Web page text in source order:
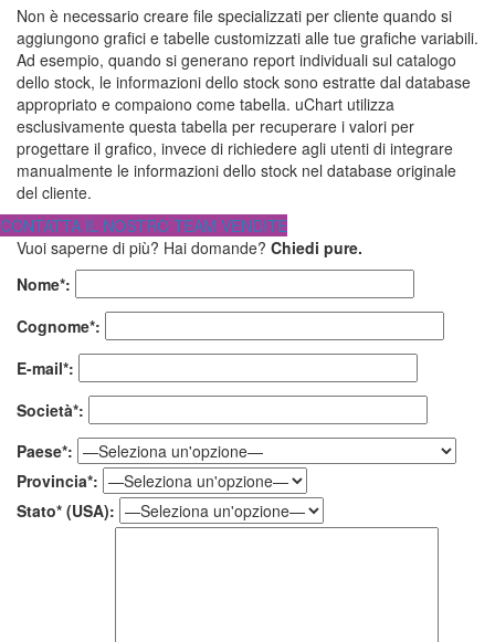
Non è necessario creare file specializzati per cliente quando si
aggiungono grafici e tabelle customizzati alle tue grafiche variabili.
Ad esempio, quando si generano report individuali sul catalogo
dello stock, le informazioni dello stock sono estratte dal database
appropriato e compaiono come tabella. uChart utilizza
esclusivamente questa tabella per recuperare i valori per
progettare il grafico, invece di richiedere agli utenti di integrare
manualmente le informazioni dello stock nel database originale
del cliente.
CONTATTA IL NOSTRO TEAM VENDITE
Vuoi saperne di più? Hai domande? Chiedi pure.
Nome*:
Cognome*:
E-mail*:
Società*:
Paese*:
Provincia*:
Stato* (USA):